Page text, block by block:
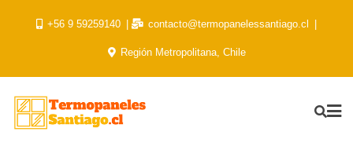
+56 9 59259140 contacto@termopanelessantiago.cl
Región Metropolitana, Chile